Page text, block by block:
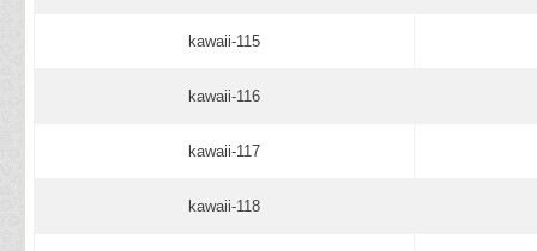
kawaii-115
kawaii-116
kawaii-117
kawaii-118